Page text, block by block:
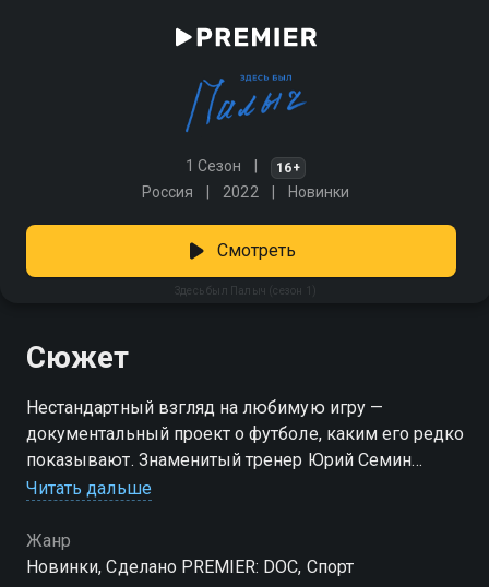
1 Сезон 16+
Россия 2022 Новинки
Здесь был Палыч (сезон 1)
Смотреть
Сюжет
Нестандартный взгляд на любимую игру —
документальный проект о футболе, каким его редко
показывают. Знаменитый тренер Юрий Семин
вместе с журналистом Александром Аксеновым
откуда в России такая страсть к футболу, несмотря
на постоянные разочарования. Герои встречаются с
Читать дальше
Жанр
Новинки, Сделано PREMIER: DOC, Спорт